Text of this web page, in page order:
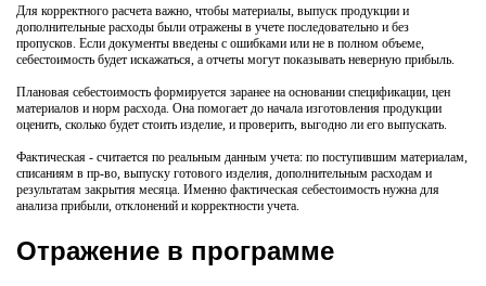
Для корректного расчета важно, чтобы материалы, выпуск продукции и
дополнительные расходы были отражены в учете последовательно и без
пропусков. Если документы введены с ошибками или не в полном объеме,
себестоимость будет искажаться, а отчеты могут показывать неверную прибыль.
Плановая себестоимость формируется заранее на основании спецификации, цен
материалов и норм расхода. Она помогает до начала изготовления продукции
оценить, сколько будет стоить изделие, и проверить, выгодно ли его выпускать.
Фактическая - считается по реальным данным учета: по поступившим материалам,
списаниям в пр-во, выпуску готового изделия, дополнительным расходам и
результатам закрытия месяца. Именно фактическая себестоимость нужна для
анализа прибыли, отклонений и корректности учета.
Отражение в программе